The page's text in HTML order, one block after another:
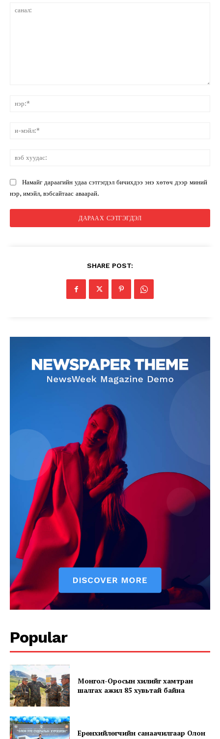
Намайг дараагийн удаа сэтгэгдэл бичихдээ энэ хөтөч дээр миний
нэр, имэйл, вэбсайтаас аваарай.
SHARE POST:
Popular
Монгол-Оросын хилийг хамтран
шалгах ажил 85 хувьтай байна
Ерөнхийлөгчийн санаачилгаар Олон